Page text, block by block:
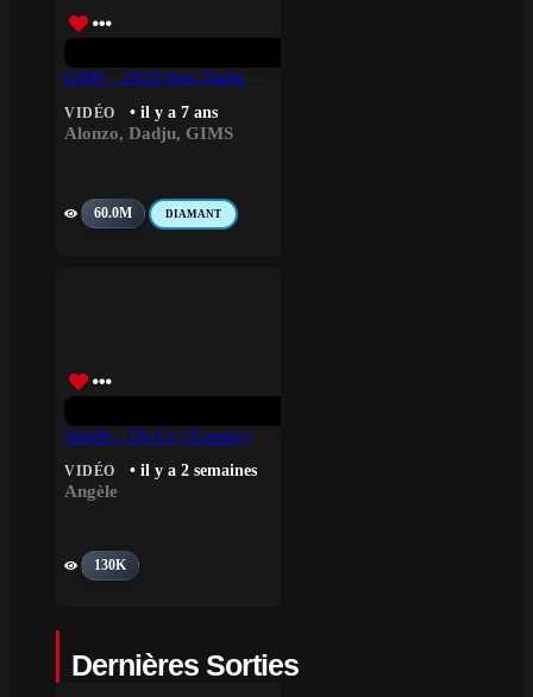
VIDÉO • il y a 7 ans
Alonzo, Dadju, GIMS
60.0M DIAMANT
Angèle – Dis-Le (Acoustic)
VIDÉO • il y a 2 semaines
Angèle
130K
Dernières Sorties